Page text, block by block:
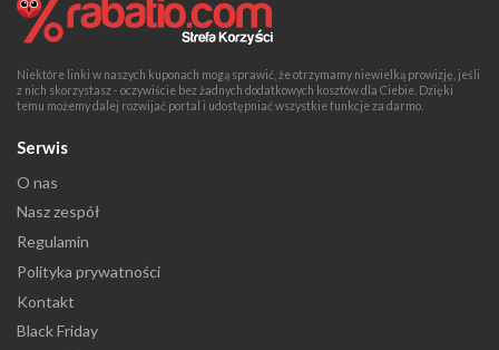
Niektóre linki w naszych kuponach mogą sprawić, że otrzymamy niewielką prowizję, jeśli
z nich skorzystasz - oczywiście bez żadnych dodatkowych kosztów dla Ciebie. Dzięki
temu możemy dalej rozwijać portal i udostępniać wszystkie funkcje za darmo.
Serwis
O nas
Nasz zespół
Regulamin
Polityka prywatności
Kontakt
Black Friday